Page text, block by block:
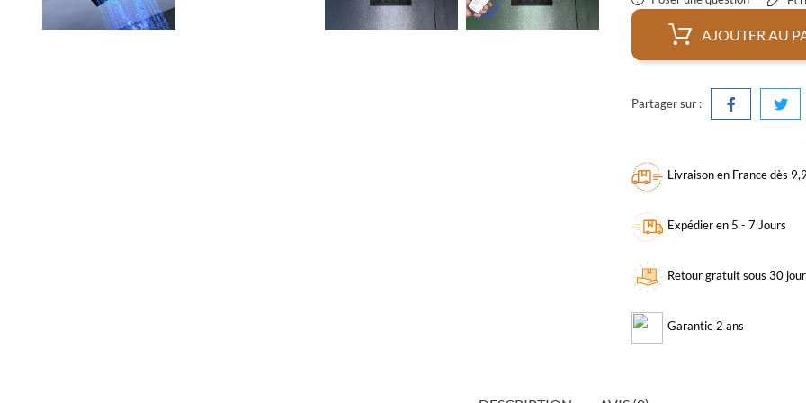
AJOUTER AU
Partager sur :
Livraison en France dès
Expédier en 5 - 7 Jours
Retour gratuit sous 30
Garantie 2 ans